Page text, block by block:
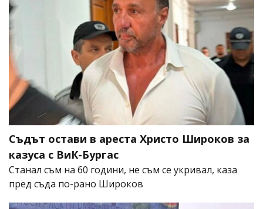
Съдът остави в ареста Христо Широков за
казуса с ВиК-Бургас
Станал съм на 60 години, не съм се укривал, каза
пред съда по-рано Широков